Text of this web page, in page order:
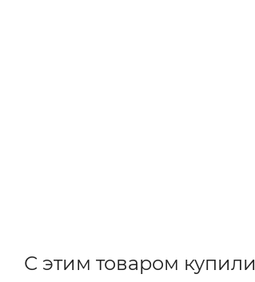
С этим товаром купили